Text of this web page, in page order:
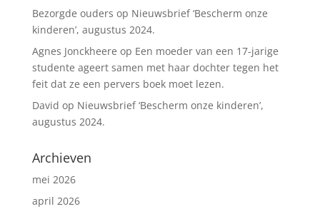
Bezorgde ouders op Nieuwsbrief ‘Bescherm onze
kinderen’, augustus 2024.
Agnes Jonckheere op Een moeder van een 17-jarige
studente ageert samen met haar dochter tegen het
feit dat ze een pervers boek moet lezen.
David op Nieuwsbrief ‘Bescherm onze kinderen’,
augustus 2024.
Archieven
mei 2026
april 2026